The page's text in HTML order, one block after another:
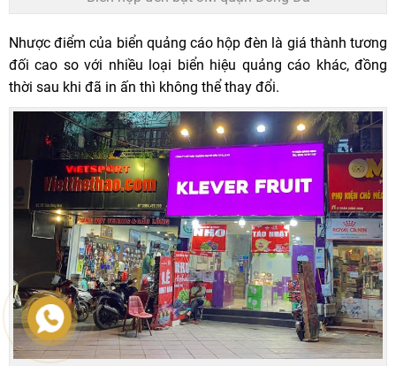
Nhược điểm của biển quảng cáo hộp đèn là giá thành tương
đối cao so với nhiều loại biển hiệu quảng cáo khác, đồng
thời sau khi đã in ấn thì không thể thay đổi.